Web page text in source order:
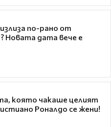
по-рано от
Новата дата вече е
която чакаше целият
Роналдо се жени!